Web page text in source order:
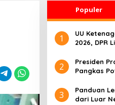
Populer
1
UU
2026, DPR
2
Presiden
Pangkas
3
Panduan
dari Luar